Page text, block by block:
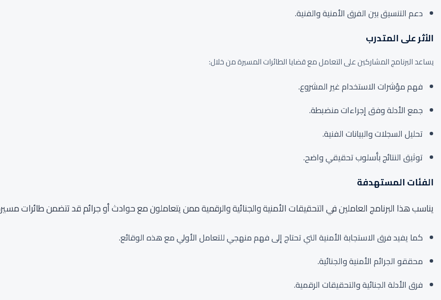
دعم التنسيق بين الفرق الأمنية والفنية.
الأثر على المتدرب
يساعد البرنامج المشاركين على التعامل مع قضايا الطائرات المسيرة من خلال:
فهم مؤشرات الاستخدام غير المشروع.
جمع الأدلة وفق إجراءات منضبطة.
تحليل السجلات والبيانات الفنية.
توثيق النتائج بأسلوب تحقيقي واضح.
الفئات المستهدفة
يناسب هذا البرنامج العاملين في التحقيقات الأمنية والجنائية والرقمية ممن يتعاملون مع حوادث أو جرائم قد تتضمن طائرات
كما يفيد فرق الاستجابة الأمنية التي تحتاج إلى فهم منهجي للتعامل الأولي مع هذه الوقائع.
محققو الجرائم الأمنية والجنائية.
فرق الأدلة الجنائية والتحقيقات الرقمية.